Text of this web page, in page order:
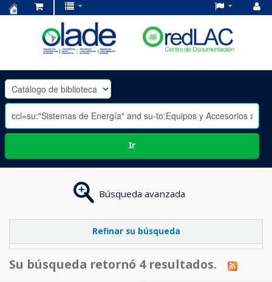
OLADE
-
Ir
Búsqueda avanzada
Refinar su búsqueda
Su búsqueda retornó 4 resultados.